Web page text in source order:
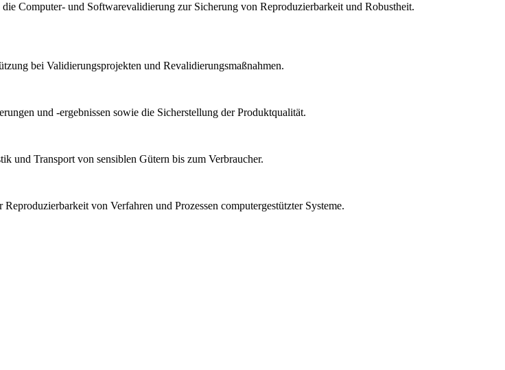
Computer- und Softwarevalidierung zur Sicherung von Reproduzierbarkeit und Robustheit.
bei Validierungsprojekten und Revalidierungsmaßnahmen.
und -ergebnissen sowie die Sicherstellung der Produktqualität.
und Transport von sensiblen Gütern bis zum Verbraucher.
von Verfahren und Prozessen computergestützter Systeme.